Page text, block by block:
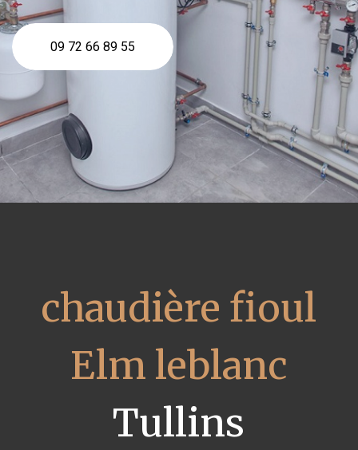
09 72 66 89 55
chaudière fioul
Elm leblanc
Tullins